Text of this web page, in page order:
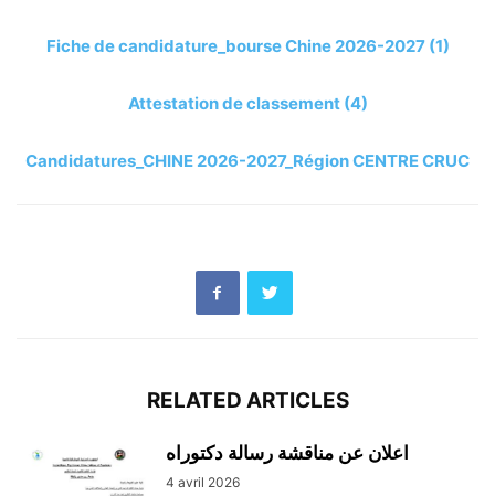
Fiche de candidature_bourse Chine 2026-2027 (1)
Attestation de classement (4)
Candidatures_CHINE 2026-2027_Région CENTRE CRUC
RELATED ARTICLES
اعلان عن مناقشة رسالة دكتوراه
4 avril 2026